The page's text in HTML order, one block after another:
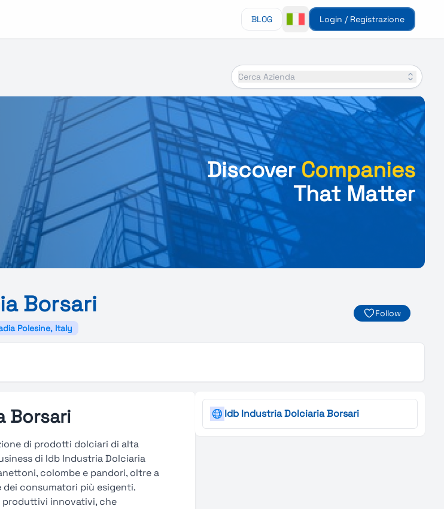
BLOG Login / Registrazione
Cerca Azienda
DiscoverCompanies
That Matter
Borsari
Polesine, Italy
Follow
Borsari
di prodotti dolciari di alta
di Idb Industria Dolciaria
colombe e pandori, oltre a
dei consumatori più esigenti.
produttivi innovativi, che
Idb Industria Dolciaria Borsari